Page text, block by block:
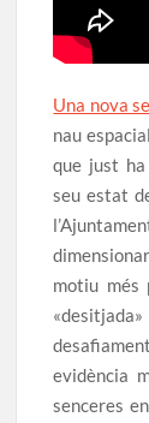
Una nova
nau
que just ha
seu estat
motiu més
evidència
senceres